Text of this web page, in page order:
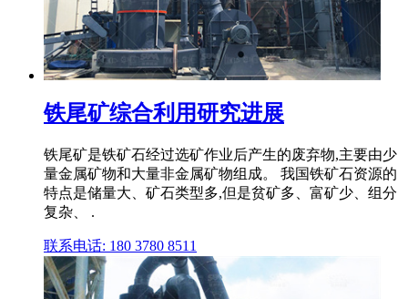
铁尾矿综合利用研究进展
铁尾矿是铁矿石经过选矿作业后产生的废弃物,主要由少
量金属矿物和大量非金属矿物组成。 我国铁矿石资源的
特点是储量大、矿石类型多,但是贫矿多、富矿少、组分
复杂、 .
联系电话: 180 3780 8511